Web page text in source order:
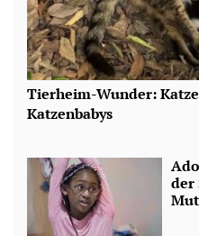
Tierheim-Wunder:
Katzenbabys
der